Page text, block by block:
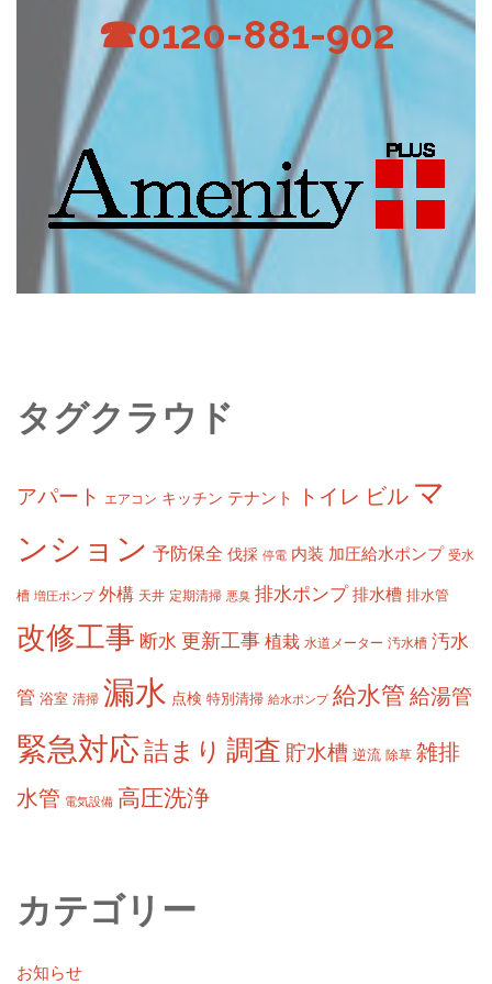
☎0120-881-902
タグクラウド
アパート エアコン キッチン テナント トイレ ビル マ
ンション 予防保全 伐採 停電 内装 加圧給水ポンプ 受水
槽 増圧ポンプ 外構 天井 定期清掃 悪臭 排水ポンプ 排水槽 排水管
改修工事 断水 更新工事 植栽 水道メーター 汚水槽 汚水
管 浴室 清掃 漏水 点検 特別清掃 給水ポンプ 給水管 給湯管
緊急対応詰まり 調査 貯水槽 逆流 除草 雑排
水管 電気設備 高圧洗浄
カテゴリー
お知らせ